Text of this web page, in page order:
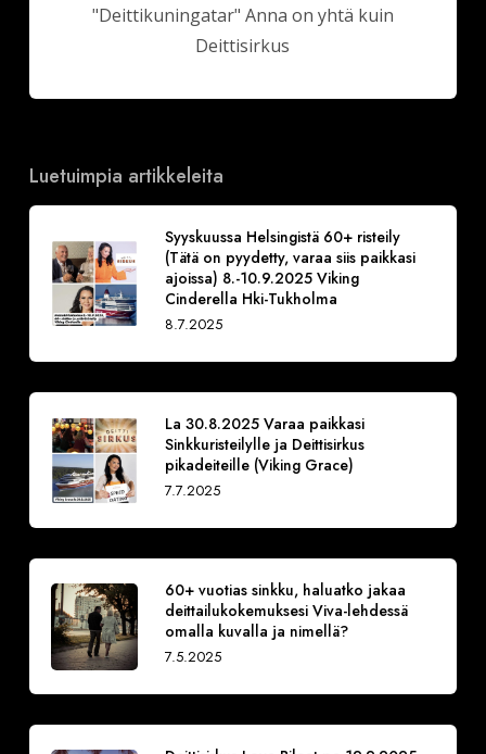
"Deittikuningatar" Anna on yhtä kuin
Deittisirkus
Luetuimpia artikkeleita
Syyskuussa Helsingistä 60+ risteily
(Tätä on pyydetty, varaa siis paikkasi
ajoissa) 8.-10.9.2025 Viking
Cinderella Hki-Tukholma
8.7.2025
La 30.8.2025 Varaa paikkasi
Sinkkuristeilylle ja Deittisirkus
pikadeiteille (Viking Grace)
7.7.2025
60+ vuotias sinkku, haluatko jakaa
deittailukokemuksesi Viva-lehdessä
omalla kuvalla ja nimellä?
7.5.2025